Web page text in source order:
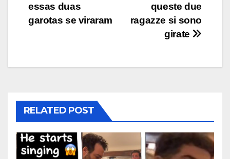
queste due
ragazze si sono
girate
essas duas
garotas se viraram
RELATED POST